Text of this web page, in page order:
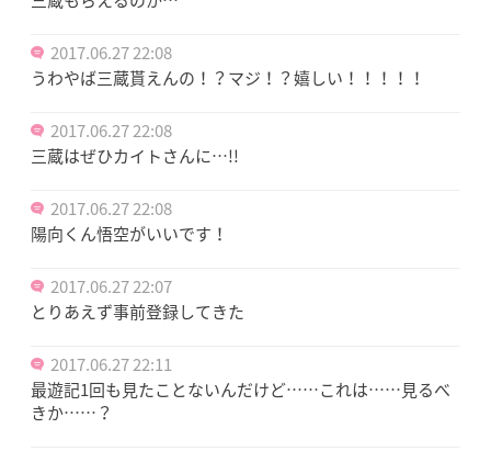
2017.06.27 22:08
うわやば三蔵貰えんの！？マジ！？嬉しい！！！！！
2017.06.27 22:08
三蔵はぜひカイトさんに…!!
2017.06.27 22:08
陽向くん悟空がいいです！
2017.06.27 22:07
とりあえず事前登録してきた
2017.06.27 22:11
最遊記1回も見たことないんだけど……これは……見るべ
きか……？